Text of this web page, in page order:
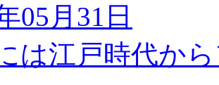
05月31日
は江戸時代か